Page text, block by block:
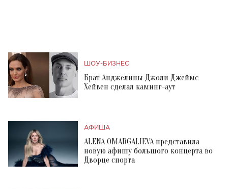
ШОУ-БИЗНЕС
Брат Анджелины Джоли Джеймс
Хейвен сделал каминг-аут
АФИША
ALENA OMARGALIEVA представила
новую афишу большого концерта во
Дворце спорта